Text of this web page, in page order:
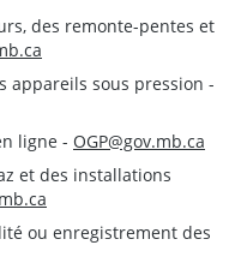
des remonte-pentes et
appareils sous pression -
ligne - OGP@gov.mb.ca
et des installations
ou enregistrement des